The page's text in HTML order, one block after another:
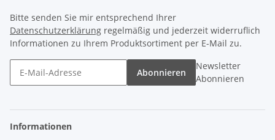
Bitte senden Sie mir entsprechend Ihrer
Datenschutzerklärung regelmäßig und jederzeit widerruflich
Informationen zu Ihrem Produktsortiment per E-Mail zu.
Abonnieren
Newsletter
Abonnieren
Informationen